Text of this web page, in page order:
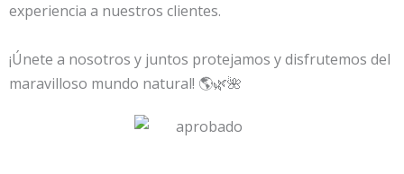
experiencia a nuestros clientes.
¡Únete a nosotros y juntos protejamos y disfrutemos del
maravilloso mundo natural! 🌎🌿🌺